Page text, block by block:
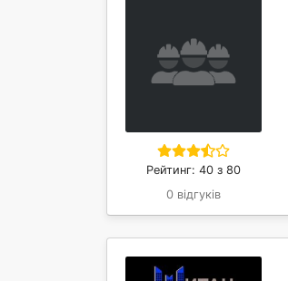
Рейтинг: 40 з 80
0 відгуків